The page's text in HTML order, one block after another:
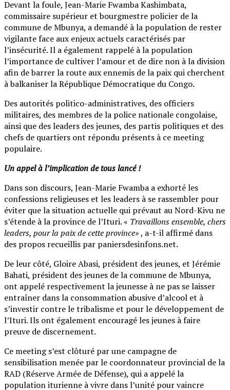
Devant la foule, Jean-Marie Fwamba Kashimbata,
commissaire supérieur et bourgmestre policier de la
commune de Mbunya, a demandé à la population de rester
vigilante face aux enjeux actuels caractérisés par
l’insécurité. Il a également rappelé à la population
l’importance de cultiver l’amour et de dire non à la division
afin de barrer la route aux ennemis de la paix qui cherchent
à balkaniser la République Démocratique du Congo.
Des autorités politico-administratives, des officiers
militaires, des membres de la police nationale congolaise,
ainsi que des leaders des jeunes, des partis politiques et des
chefs de quartiers ont répondu présents à ce meeting
populaire.
Un appel à l’implication de tous lancé !
Dans son discours, Jean-Marie Fwamba a exhorté les
confessions religieuses et les leaders à se rassembler pour
éviter que la situation actuelle qui prévaut au Nord-Kivu ne
s’étende à la province de l’Ituri. « Travaillons ensemble, chers
leaders, pour la paix de cette province», a-t-il affirmé dans
des propos recueillis par paniersdesinfons.net.
De leur côté, Gloire Abasi, président des jeunes, et Jérémie
Bahati, président des jeunes de la commune de Mbunya,
ont appelé respectivement la jeunesse à ne pas se laisser
entraîner dans la consommation abusive d’alcool et à
s’investir contre le tribalisme et pour le développement de
l’Ituri. Ils ont également encouragé les jeunes à faire
preuve de discernement.
Ce meeting s’est clôturé par une campagne de
sensibilisation menée par le coordonnateur provincial de la
RAD (Réserve Armée de Défense), qui a appelé la
population iturienne à vivre dans l’unité pour vaincre